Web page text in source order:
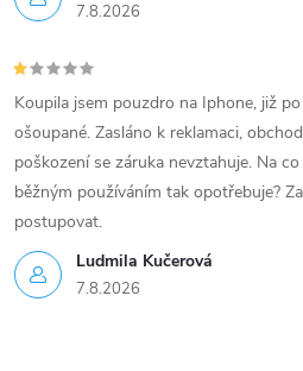
7.8.2026
Ludmila Kučerová
7.8.2026
Koupila jsem pouzdro na Iphone, již
ošoupané. Zasláno k reklamaci,
poškození se záruka nevztahuje. Na
běžným používáním tak opotřebuje?
postupovat.